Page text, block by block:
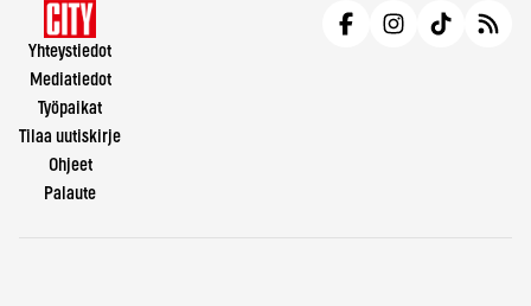
Yhteystiedot
Mediatiedot
Työpaikat
Tilaa uutiskirje
Ohjeet
Palaute